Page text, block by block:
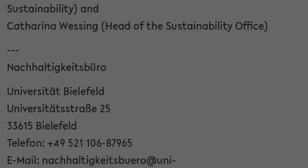
Sustainability) and
Catharina Wessing (Head of the Sustainability Office)
---
Nachhaltigkeitsbüro
Universität Bielefeld
Universitätsstraße 25
33615 Bielefeld
Telefon: +49 521 106-87965
E-Mail: nachhaltigkeitsbuero@uni-